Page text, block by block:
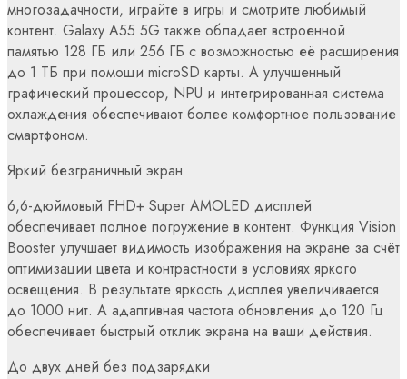
многозадачности, играйте в игры и смотрите любимый
контент. Galaxy A55 5G также обладает встроенной
памятью 128 ГБ или 256 ГБ с возможностью её расширения
до 1 ТБ при помощи microSD карты. А улучшенный
графический процессор, NPU и интегрированная система
охлаждения обеспечивают более комфортное пользование
смартфоном.
Яркий безграничный экран
6,6-дюймовый FHD+ Super AMOLED дисплей
обеспечивает полное погружение в контент. Функция Vision
Booster улучшает видимость изображения на экране за счёт
оптимизации цвета и контрастности в условиях яркого
освещения. В результате яркость дисплея увеличивается
до 1000 нит. А адаптивная частота обновления до 120 Гц
обеспечивает быстрый отклик экрана на ваши действия.
До двух дней без подзарядки